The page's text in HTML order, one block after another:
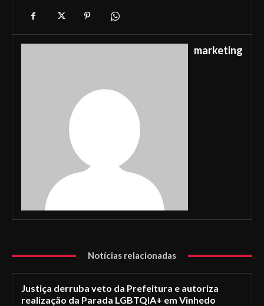
marketing
Notícias relacionadas
Justiça derruba veto da Prefeitura e autoriza
realização da Parada LGBTQIA+ em Vinhedo